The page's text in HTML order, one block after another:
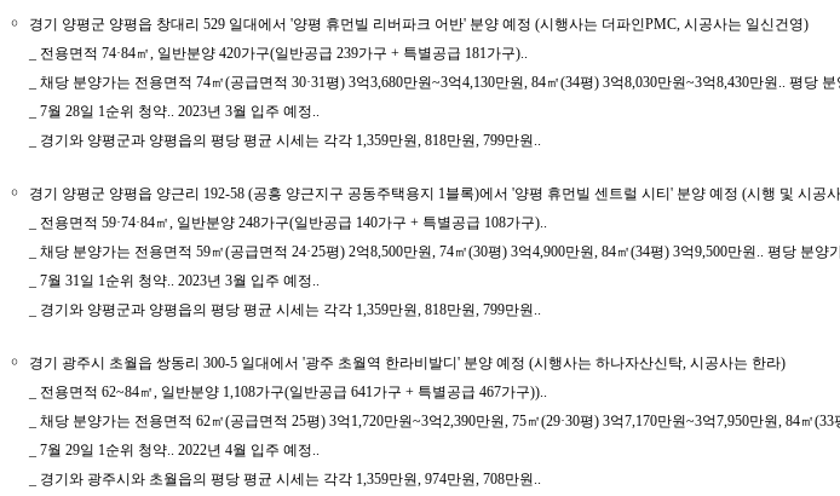
￮
경기 양평군 양평읍 창대리 529 일대에서 '양평 휴먼빌 리버파크 어반' 분양 예정 (시행사는 더파인PMC, 시공사는 일신건영)
_ 전용면적 74·84㎡, 일반분양 420가구(일반공급 239가구 + 특별공급 181가구)..
_ 채당 분양가는 전용면적 74㎡(공급면적 30·31평) 3억3,680만원~3억4,130만원, 84㎡(34평) 3억8,030만원~3억8,430만원.. 평당
_ 7월 28일 1순위 청약.. 2023년 3월 입주 예정..
_ 경기와 양평군과 양평읍의 평당 평균 시세는 각각 1,359만원, 818만원, 799만원..
￮
경기 양평군 양평읍 양근리 192-58 (공흥 양근지구 공동주택용지 1블록)에서 '양평 휴먼빌 센트럴 시티' 분양 예정 (시행 및 시공
_ 전용면적 59·74·84㎡, 일반분양 248가구(일반공급 140가구 + 특별공급 108가구)..
_ 채당 분양가는 전용면적 59㎡(공급면적 24·25평) 2억8,500만원, 74㎡(30평) 3억4,900만원, 84㎡(34평) 3억9,500만원.. 평당 분양
_ 7월 31일 1순위 청약.. 2023년 3월 입주 예정..
_ 경기와 양평군과 양평읍의 평당 평균 시세는 각각 1,359만원, 818만원, 799만원..
￮
경기 광주시 초월읍 쌍동리 300-5 일대에서 '광주 초월역 한라비발디' 분양 예정 (시행사는 하나자산신탁, 시공사는 한라)
_ 전용면적 62~84㎡, 일반분양 1,108가구(일반공급 641가구 + 특별공급 467가구))..
_ 채당 분양가는 전용면적 62㎡(공급면적 25평) 3억1,720만원~3억2,390만원, 75㎡(29·30평) 3억7,170만원~3억7,950만원, 84㎡
_ 7월 29일 1순위 청약.. 2022년 4월 입주 예정..
_ 경기와 광주시와 초월읍의 평당 평균 시세는 각각 1,359만원, 974만원, 708만원..